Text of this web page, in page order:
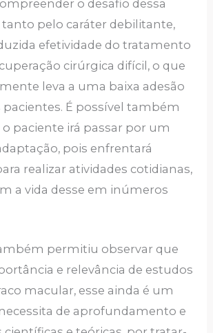
o desafio dessa
pelo caráter debilitante,
efetividade do tratamento
cirúrgica difícil, o que
leva a uma baixa adesão
É possível também
paciente irá passar por um
pois enfrentará
realizar atividades cotidianas,
a vida desse em inúmeros
permitiu observar que
e relevância de estudos
macular, esse ainda é um
de aprofundamento e